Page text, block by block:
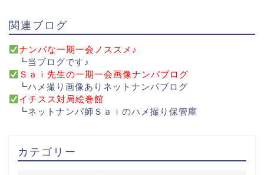
関連ブログ
ナンパな一期一会ノススメ♪
┗当ブログです♪
Ｓａｉ先生の一期一会画像ナンパブログ
┗ハメ撮り画像ありネットナンパブログ
イチスス対局絵巻館
┗ネットナンパ師Ｓａｉのハメ撮り保管庫
カテゴリー